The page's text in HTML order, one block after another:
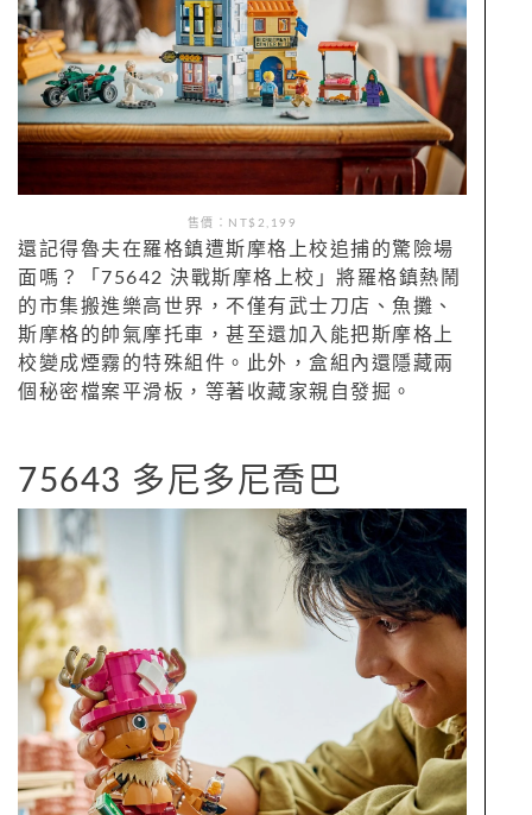
售價：NT$2,199
還記得魯夫在羅格鎮遭斯摩格上校追捕的驚險場
面嗎？「75642 決戰斯摩格上校」將羅格鎮熱鬧
的市集搬進樂高世界，不僅有武士刀店、魚攤、
斯摩格的帥氣摩托車，甚至還加入能把斯摩格上
校變成煙霧的特殊組件。此外，盒組內還隱藏兩
個秘密檔案平滑板，等著收藏家親自發掘。
75643 多尼多尼喬巴